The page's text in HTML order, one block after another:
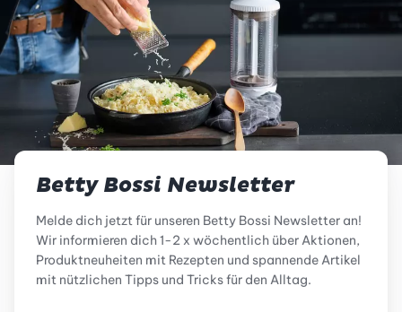
Betty Bossi Newsletter
Melde dich jetzt für unseren Betty Bossi Newsletter an!
Wir informieren dich 1-2 x wöchentlich über Aktionen,
Produktneuheiten mit Rezepten und spannende Artikel
mit nützlichen Tipps und Tricks für den Alltag.